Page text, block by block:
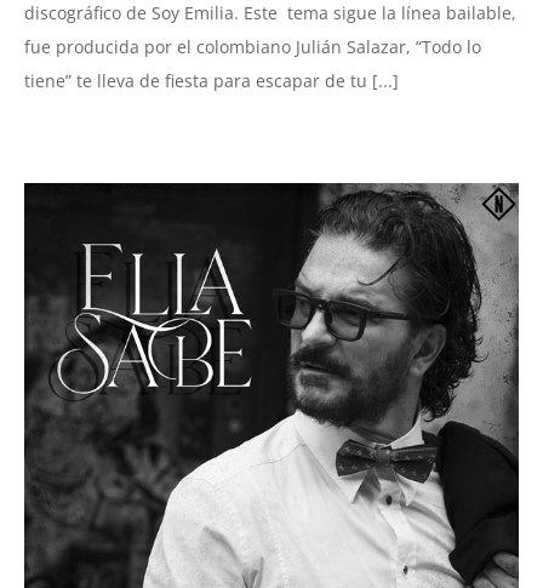
discográfico de Soy Emilia. Este tema sigue la línea bailable,
fue producida por el colombiano Julián Salazar, “Todo lo
tiene” te lleva de fiesta para escapar de tu [...]